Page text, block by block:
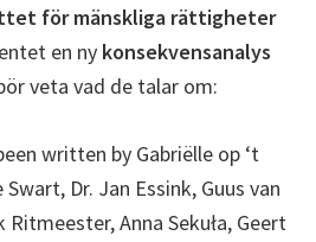
för mänskliga rättigheter
en ny konsekvensanalys
veta vad de talar om:
written by Gabriëlle op ‘t
Dr. Jan Essink, Guus van
Ritmeester, Anna Sekuła, Geert